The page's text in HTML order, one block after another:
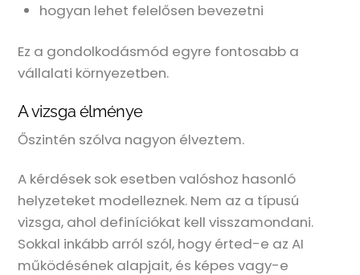
hogyan lehet felelősen bevezetni
Ez a gondolkodásmód egyre fontosabb a
vállalati környezetben.
A vizsga élménye
Őszintén szólva nagyon élveztem.
A kérdések sok esetben valóshoz hasonló
helyzeteket modelleznek. Nem az a típusú
vizsga, ahol definíciókat kell visszamondani.
Sokkal inkább arról szól, hogy érted-e az AI
működésének alapjait, és képes vagy-e